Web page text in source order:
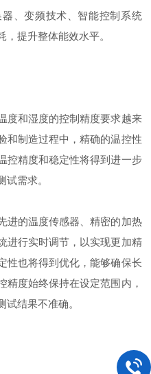
、变频技术、智能控制系统
提升整体能效水平。
和湿度的控制精度要求越来
和制造过程中，精确的温控性
控精度和稳定性将得到进一步
需求。
的温度传感器、精密的加热
进行实时调节，以实现更加精
性也将得到优化，能够确保长
精度始终保持在设定范围内，
结果不准确。